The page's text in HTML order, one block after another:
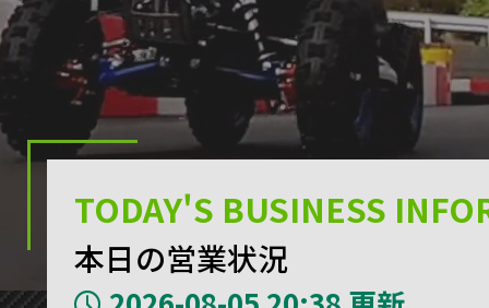
TODAY'S BUSINESS
本日の営業状況